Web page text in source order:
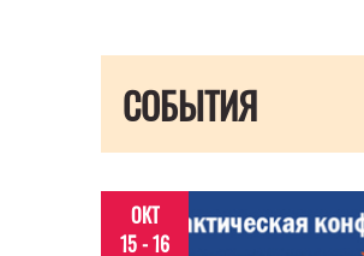
СОБЫТИЯ
ОКТ
15 - 16